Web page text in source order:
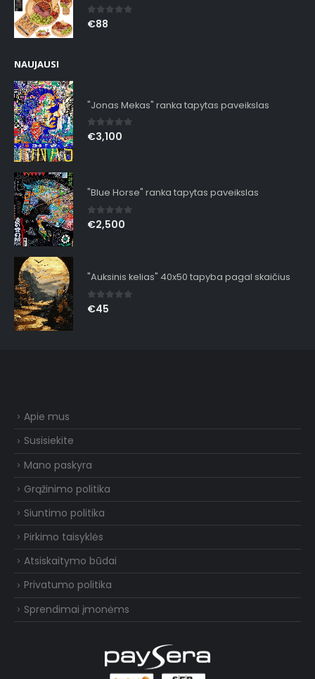
0out of 5
€88
NAUJAUSI
"Jonas Mekas" ranka tapytas paveikslas
0out of 5
€3,100
"Blue Horse" ranka tapytas paveikslas
0out of 5
€2,500
"Auksinis kelias" 40x50 tapyba pagal skaičius
0out of 5
€45
Apie mus
Susisiekite
Mano paskyra
Grąžinimo politika
Siuntimo politika
Pirkimo taisyklės
Atsiskaitymo būdai
Privatumo politika
Sprendimai įmonėms